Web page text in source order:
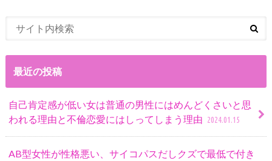
最近の投稿
自己肯定感が低い女は普通の男性にはめんどくさいと思
われる理由と不倫恋愛にはしってしまう理由 2024.01.15
AB型女性が性格悪い、サイコパスだしクズで最低で付き